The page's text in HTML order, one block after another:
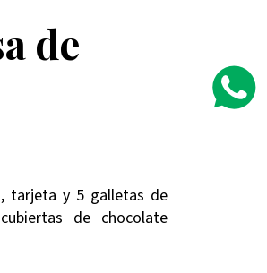
de
tarjeta y 5 galletas de
de chocolate